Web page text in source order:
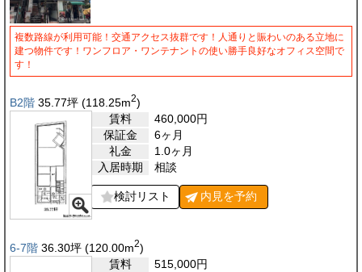
複数路線が利用可能！交通アクセス抜群です！人通りと賑わいのある立地に
建つ物件です！ワンフロア・ワンテナントの使い勝手良好なオフィス空間で
す！
B2階 35.77坪 (118.25m2)
賃料
460,000円
保証金
6ヶ月
礼金
1.0ヶ月
入居時期
相談
検討リスト 内見を予約
6-7階 36.30坪 (120.00m2)
賃料
515,000円